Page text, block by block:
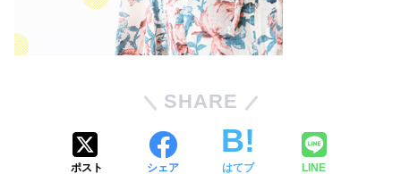
SHARE
ポスト シェア はてブ LINE